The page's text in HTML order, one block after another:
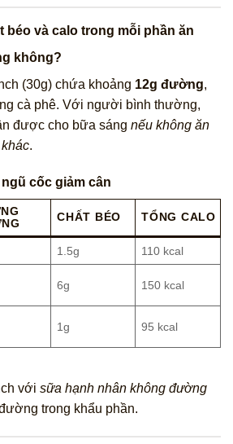
và calo trong mỗi phần ăn
không?
(30g) chứa khoảng 12g đường,
cà phê. Với người bình thường,
được cho bữa sáng nếu không ăn
.
cốc giảm cân
CHẤT BÉO TỔNG CALO
1.5g 110 kcal
6g 150 kcal
1g 95 kcal
vớisữa hạnh nhân không đường
trong khẩu phần.